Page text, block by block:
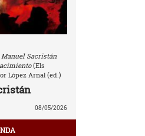
Manuel Sacristán
(Els
López Arnal (ed.)
08/05/2026